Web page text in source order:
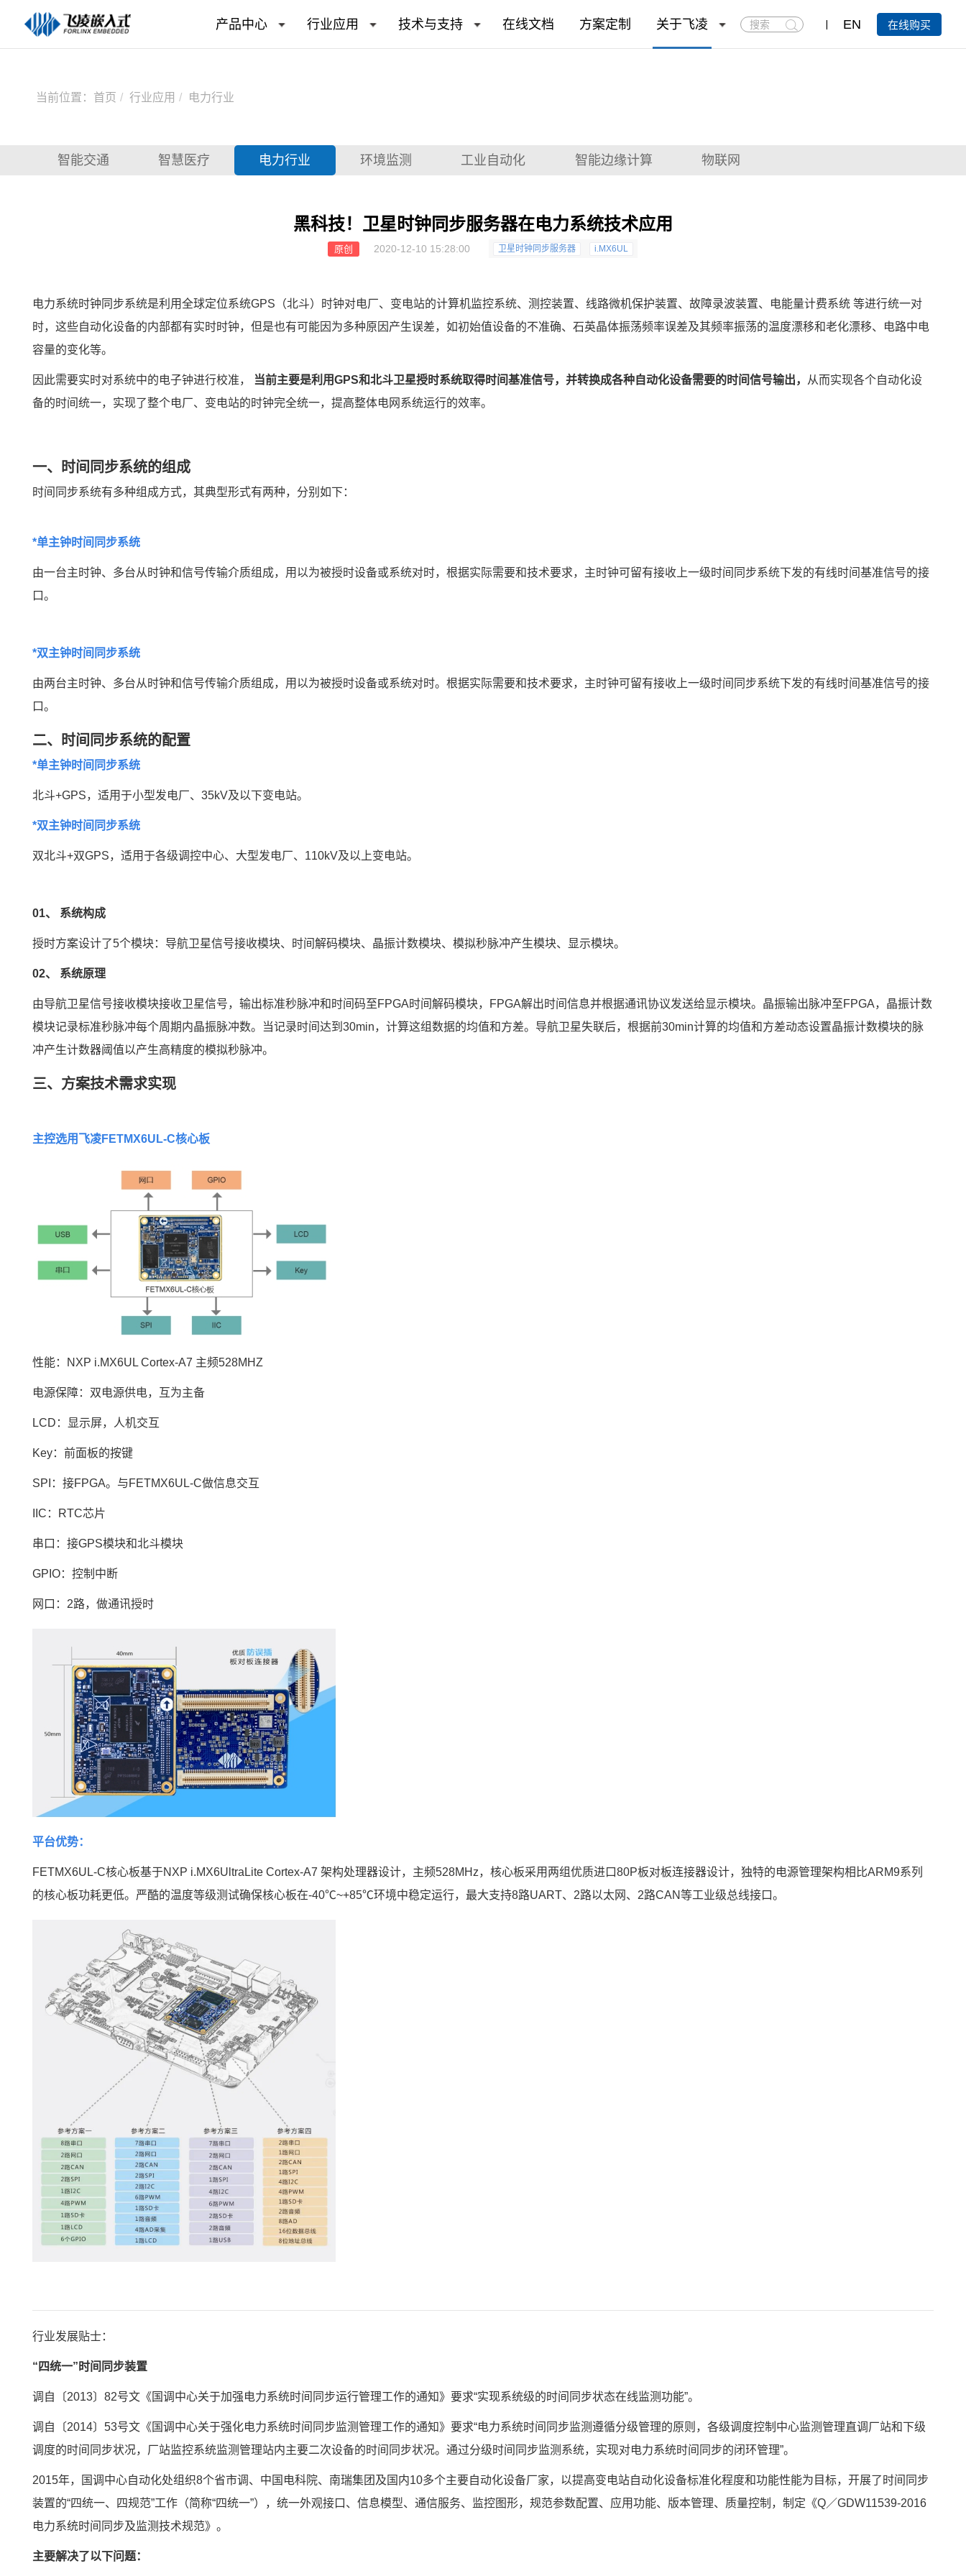
产品中心 行业应用 技术与支持 在线文档 方案定制 关于飞凌
搜
索
EN 在线购买
当前位置： 首页 行业应用 电力行业
智能交通 智慧医疗 电力行业 环境监测 工业自动化 智能边缘计算 物联网
黑科技！卫星时钟同步服务器在电力系统技术应用
原创 2020-12-10 15:28:00 卫星时钟同步服务器 i.MX6UL
电力系统时钟 同步系统是利用全球定位系统GPS（北斗）时钟对电厂、变电站的计算机监控系统、测控装置、线路微机保护装置、故障录波装置、电能量计费系统 等进行统一对
时，这些自动化设备的内部都有实时时钟，但是也有可能因为多种原因产生误差，如初始值设备的不准确、石英晶体振荡频率误差及其频率振荡的温度漂移和老化漂移、 电路中电
容量的变化等。
因此需要实时对系统中的电子钟进行校准， 当前主要是利用GPS和北斗卫星授时系统取得时间基准信号，并转换成各种自动化设备需要的时间信号输出， 从而实现各个自动化设
备的时间统一，实现了整个电厂、变电站的时钟完全统一，提高整体电网系统运行的效率。
一、时间同步系统的组成
时间同步系统有多种组成方式，其典型形式有两种，分别如下：
*单主钟时间同步系统
由一台主时钟、多台从时钟和信号传输介质组成，用以为被授时设备或系统对时，根据实际需要和技术要求，主时钟可留有接收上一级时间同步系统下发的有线时间基准信号的接
口。
*双主钟时间同步系统
由两台主时钟、多台从时钟和信号传输介质组成，用以为被授时设备或系统对时。根据实际需要和技术要求，主时钟可留有接收上一级时间同步系统下发的有线时间基准信号的接
口。
二、时间同步系统的配置
*单主钟时间同步系统
北斗+GPS，适用于小型发电厂、35kV及以下变电站。
*双主钟时间同步系统
双北斗+双GPS，适用于各级调控中心、大型发电厂、110kV及以上变电站。
01、 系统构成
授时方案设计了5个模块：导航卫星信号接收模块、时间解码模块、晶振计数模块、模拟秒脉冲产生模块、显示模块。
02、 系统原理
由导航卫星信号接收模块接收卫星信号，输出标准秒脉冲和时间码至FPGA时间解码模块，FPGA解出时间信息并根据通讯协议发送给显示模块。晶振输出脉冲至FPGA，晶振计数
模块记录标准秒脉冲每个周期内晶振脉冲数。当记录时间达到30min，计算这组数据的均值和方差。导航卫星失联后，根据前30min计算的均值和方差动态设置晶振计数模块的脉
冲产生计数器阈值以产生高精度的模拟秒脉冲。
三、方案技术需求实现
主控选用 飞凌FETMX6UL-C核心板
性能： NXP i.MX6UL Cortex-A7 主频528MHZ
电源保障：双电源供电，互为主备
LCD：显示屏， 人机交互
Key：前面板的按键
SPI ：接FPGA。与FETMX6UL-C做信息交互
IIC： RTC芯片
串口：接GPS模块和北斗模块
GPIO：控制中断
网口：2路，做通讯授时
平台优势：
FETMX6UL-C核心板基于NXP i.MX6UltraLite Cortex-A7 架构处理器设计，主频528MHz，核心板采用两组优质进口80P板对板连接器设计，独特的电源管理架构相比ARM9系列
的核心板功耗更低。严酷的温度等级测试确保核心板在-40℃~+85℃环境中稳定运行，最大支持8路UART、2路以太网、2路CAN等工业级总线接口。
行业发展贴士：
“四统一”时间同步装置
调自〔2013〕82号文《国调中心关于加强电力系统时间同步运行管理工作的通知》要求“实现系统级的时间同步状态在线监测功能”。
调自〔2014〕53号文《国调中心关于强化电力系统时间同步监测管理工作的通知》要求“电力系统时间同步监测遵循分级管理的原则，各级调度控制中心监测管理直调厂站和下级
调度的时间同步状况，厂站监控系统监测管理站内主要二次设备的时间同步状况。通过分级时间同步监测系统，实现对电力系统时间同步的闭环管理”。
2015年，国调中心自动化处组织8个省市调、中国电科院、南瑞集团及国内10多个主要自动化设备厂家，以提高变电站自动化设备标准化程度和功能性能为目标，开展了时间同步
装置的“四统一、四规范”工作（简称“四统一”），统一外观接口、信息模型、通信服务、监控图形，规范参数配置、应用功能、版本管理、质量控制，制定《Q／GDW11539-2016
电力系统时间同步及监测技术规范》。
主要解决了以下问题：